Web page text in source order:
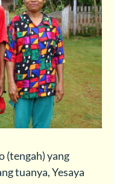
(tengah) yang
tuanya, Yesaya